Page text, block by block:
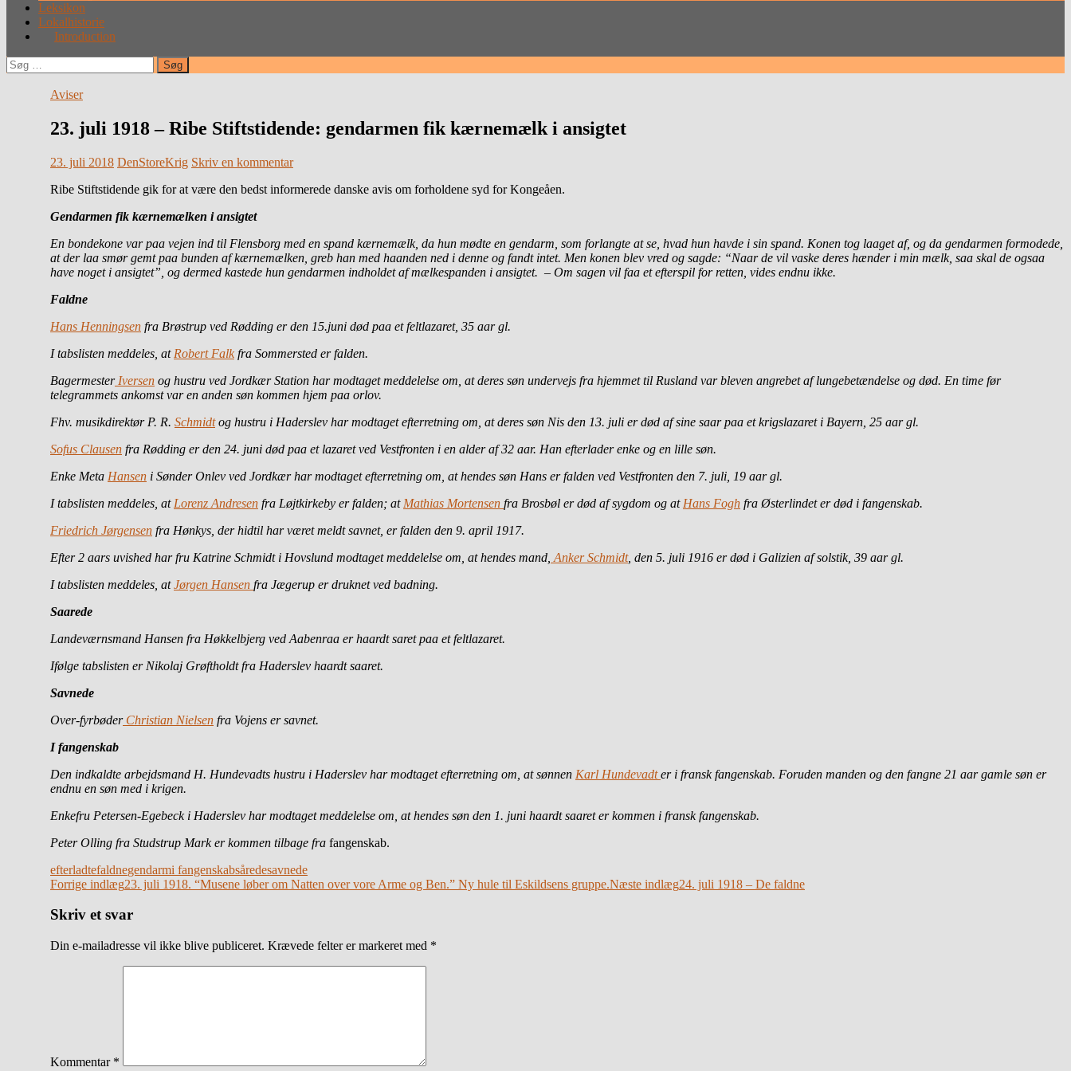
Leksikon
Lokalhistorie
Introduction
Søg
efter:
Aviser
23. juli 1918 – Ribe Stiftstidende: gendarmen fik kærnemælk i ansigtet
23. juli 2018 DenStoreKrig Skriv en kommentar
Ribe Stiftstidende gik for at være den bedst informerede danske avis om forholdene syd for Kongeåen.
Gendarmen fik kærnemælken i ansigtet
En bondekone var paa vejen ind til Flensborg med en spand kærnemælk, da hun mødte en gendarm, som forlangte at se, hvad hun havde i sin spand. Konen tog laaget af, og da gendarmen formodede,
at der laa smør gemt paa bunden af kærnemælken, greb han med haanden ned i denne og fandt intet. Men konen blev vred og sagde: “Naar de vil vaske deres hænder i min mælk, saa skal de ogsaa
have noget i ansigtet”, og dermed kastede hun gendarmen indholdet af mælkespanden i ansigtet. – Om sagen vil faa et efterspil for retten, vides endnu ikke.
Faldne
Hans Henningsen fra Brøstrup ved Rødding er den 15.juni død paa et feltlazaret, 35 aar gl.
I tabslisten meddeles, at Robert Falkfra Sommersted er falden.
BagermesterIversen og hustru ved Jordkær Station har modtaget meddelelse om, at deres søn undervejs fra hjemmet til Rusland var bleven angrebet af lungebetændelse og død. En time før
telegrammets ankomst var en anden søn kommen hjem paa orlov.
Fhv. musikdirektør P. R. Schmidtog hustru i Haderslev har modtaget efterretning om, at deres søn Nis den 13. juli er død af sine saar paa et krigslazaret i Bayern, 25 aar gl.
Sofus Clausen fra Rødding er den 24. juni død paa et lazaret ved Vestfronten i en alder af 32 aar. Han efterlader enke og en lille søn.
Enke Meta Hansen i Sønder Onlev ved Jordkær har modtaget efterretning om, at hendes søn Hans er falden ved Vestfronten den 7. juli, 19 aar gl.
I tabslisten meddeles, at Lorenz Andresen fra Løjtkirkeby er falden; at Mathias Mortensen fra Brosbøl er død af sygdom og at Hans Fogh fra Østerlindet er død i fangenskab.
Friedrich Jørgensen fra Hønkys, der hidtil har været meldt savnet, er falden den 9. april 1917.
Efter 2 aars uvished har fru Katrine Schmidt i Hovslund modtaget meddelelse om, at hendes mand, Anker Schmidt, den 5. juli 1916 er død i Galizien af solstik, 39 aar gl.
I tabslisten meddeles, atJørgen Hansen fra Jægerup er druknet ved badning.
Saarede
Landeværnsmand Hansen fra Høkkelbjerg ved Aabenraa er haardt saret paa et feltlazaret.
Ifølge tabslisten er Nikolaj Grøftholdt fra Haderslev haardt saaret.
Savnede
Over-fyrbøderChristian Nielsen fra Vojens er savnet.
I fangenskab
Den indkaldte arbejdsmand H. Hundevadts hustru i Haderslev har modtaget efterretning om, at sønnen Karl Hundevadter i fransk fangenskab. Foruden manden og den fangne 21 aar gamle søn er
endnu en søn med i krigen.
Enkefru Petersen-Egebeck i Haderslev har modtaget meddelelse om, at hendes søn den 1. juni haardt saaret er kommen i fransk fangenskab.
Peter Olling fra Studstrup Mark er kommen tilbage fra fangenskab.
efterladtefaldnegendarmi fangenskabsåredesavnede
Indlægsnavigation
Forrige indlæg23. juli 1918. “Musene løber om Natten over vore Arme og Ben.” Ny hule til Eskildsens gruppe.Næste indlæg24. juli 1918 – De faldne
Skriv et svar
Din e-mailadresse vil ikke blive publiceret. Krævede felter er markeret med *
Kommentar *